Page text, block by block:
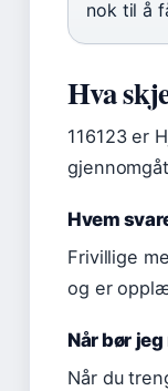
nok til å
Hva
116123 er
Hvem
Frivillige
og er
Når bør
Når du